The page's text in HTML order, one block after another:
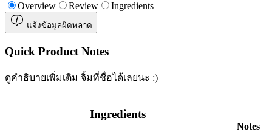
Overview
Review Ingredients
แจ้งข้อมูลผิดพลาด
Quick Product Notes
ดูคำธิบายเพิ่มเติม จิ้มที่ชื่อได้เลยนะ :)
Ingredients
Notes